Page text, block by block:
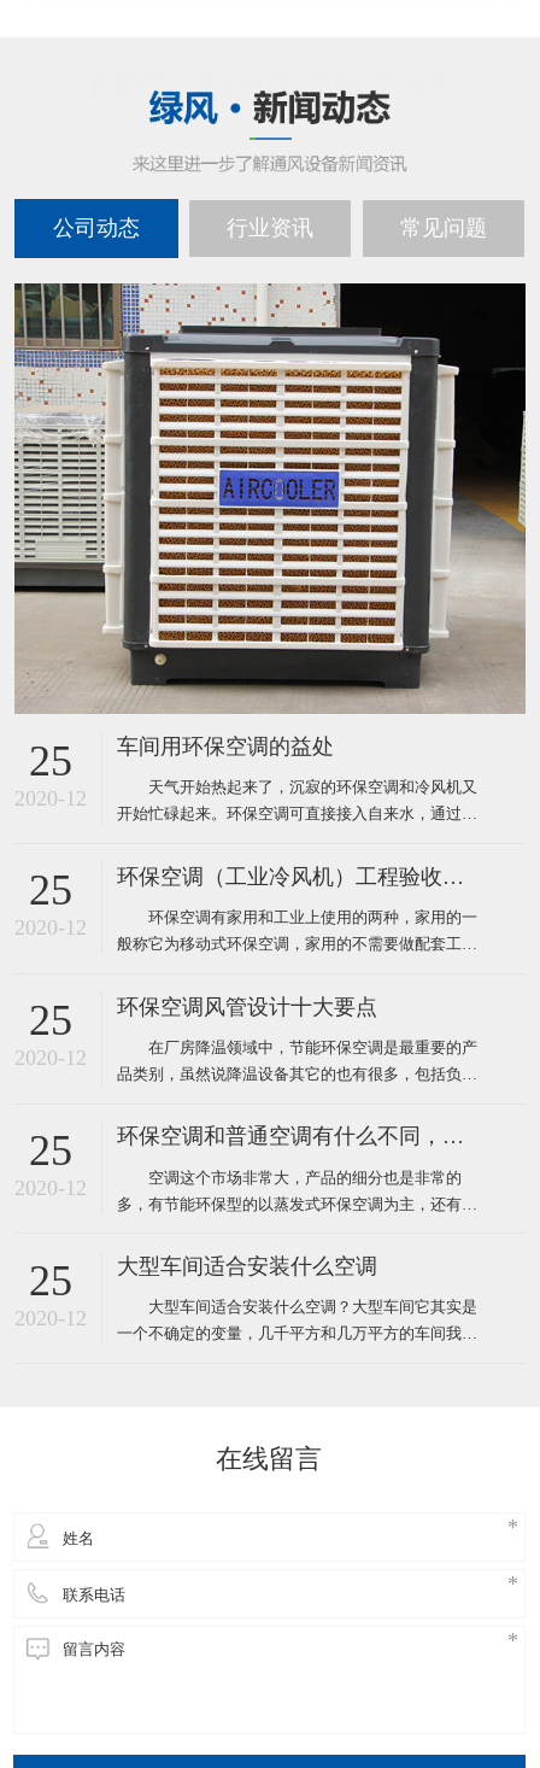
公司动态 行业资讯 常见问题
25
2020-12
车间用环保空调的益处
天气开始热起来了，沉寂的环保空调和冷风机又
开始忙碌起来。环保空调可直接接入自来水，通过风
到制冷空调同样的效果，既达到了降温防暑的目的，
又节约了电能和开支，环保空调降温节能一举两得，
现在绝大多数企业都安装了这样的环保空调。下面为
大家介绍厂房降温使用
25
2020-12
环保空调（工业冷风机）工程验收标准
环保空调有家用和工业上使用的两种，家用的一
般称它为移动式环保空调，家用的不需要做配套工
只需要挑选到质量比较好的品牌就靠谱了，而工业上
使用环保空调就不一样了，因为它安装和使用环境都
要比家用更复杂，所以一般工业厂房降温安装的环保
空调工程都需要根据环境
25
2020-12
环保空调风管设计十大要点
在厂房降温领域中，节能环保空调是最重要的产
品类别，虽然说降温设备其它的也有很多，包括负压
备。对于很多工业车间或者中小企业来说，节能环保
装中有什么需要注意的呢？ 1、环保空调的送风
管道材料一般采用
25
2020-12
环保空调和普通空调有什么不同，该怎么选
空调这个市场非常大，产品的细分也是非常的
多，有节能环保型的以蒸发式环保空调为主，还有传
等，那环保空调和普通空调到底有什么不同！这里说
的普通空调其实大多指就是压缩机空调，因为先入为
主我们经常去的商场啊，办公室、家里都装的压缩机
型的空调，所以很多人反
25
2020-12
大型车间适合安装什么空调
大型车间适合安装什么空调？大型车间它其实是
一个不确定的变量，几千平方和几万平方的车间我们
调呢！其实根据绿风通风
在线留言